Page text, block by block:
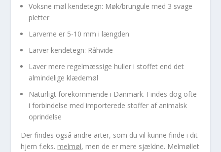
Voksne møl kendetegn: Møk/brungule med 3 svage
pletter
Larverne er 5-10 mm i længden
Larver kendetegn: Råhvide
Laver mere regelmæssige huller i stoffet end det
almindelige klædemøl
Naturligt forekommende i Danmark. Findes dog ofte
i forbindelse med importerede stoffer af animalsk
oprindelse
Der findes også andre arter, som du vil kunne finde i dit
hjem f.eks. melmøl, men de er mere sjældne. Melmøllet